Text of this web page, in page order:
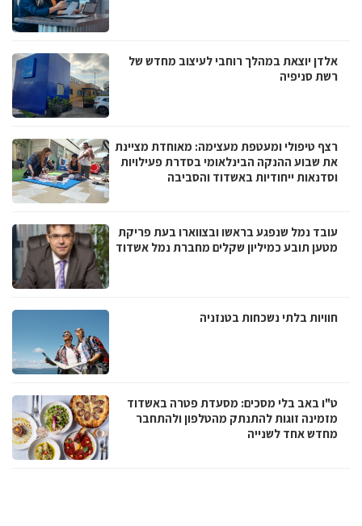
אלדן יוצאת במהלך רוחבי לעיצוב מחדש של
רשת סניפיה
רצף טיפולי ומעטפת מעצימה: מאוחדת מציינת
את שבוע ההנקה הבינלאומי בסדרת פעילויות
וסדנאות ייחודיות באשדוד והסביבה
עובד נמל שנפגע בראשו ובצווארו בעת פריקת
מטען תובע כמיליון שקלים מחברת נמל אשדוד
חוויות בלתי נשכחות בטנזניה
ט"ו באב בלי מסכים: מסעדת פטרה באשדוד
מזמינה זוגות להתנתק מהטלפון ולהתחבר
מחדש אחד לשנייה